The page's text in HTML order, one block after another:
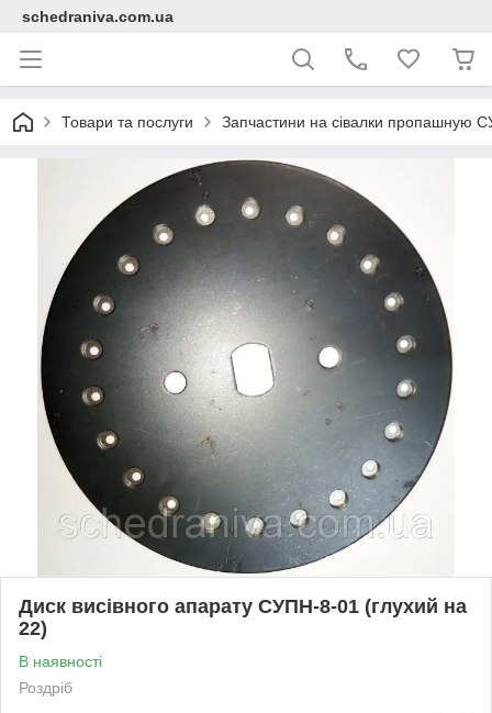
schedraniva.com.ua
Товари та послуги Запчастини на сівалки пропашную
Диск висівного апарату СУПН-8-01 (глухий на
22)
В наявності
Роздріб